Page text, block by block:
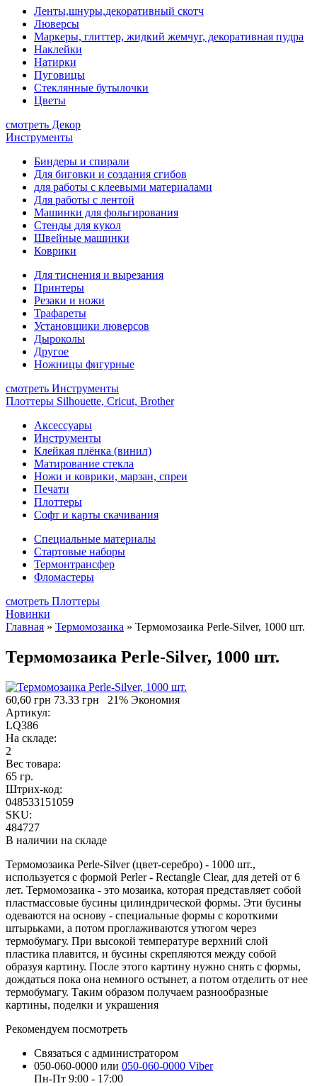
Ленты,шнуры,декоративный скотч
Люверсы
Маркеры, глиттер, жидкий жемчуг, декоративная пудра
Наклейки
Натирки
Пуговицы
Стеклянные бутылочки
Цветы
смотреть Декор
Инструменты
Биндеры и спирали
Для биговки и создания сгибов
для работы с клеевыми материалами
Для работы с лентой
Машинки для фольгирования
Стенды для кукол
Швейные машинки
Коврики
Для тиснения и вырезания
Принтеры
Резаки и ножи
Трафареты
Установщики люверсов
Дыроколы
Другое
Ножницы фигурные
смотреть Инструменты
Плоттеры Silhouette, Cricut, Brother
Аксессуары
Инструменты
Клейкая плёнка (винил)
Матирование стекла
Ножи и коврики, марзан, спреи
Печати
Плоттеры
Софт и карты скачивания
Специальные материалы
Стартовые наборы
Термонтрансфер
Фломастеры
смотреть Плоттеры
Новинки
Главная » Термомозаика » Термомозаика Perle-Silver, 1000 шт.
Термомозаика Perle-Silver, 1000 шт.
60,60 грн 73.33 грн
21% Экономия
Артикул:
LQ386
На складе:
2
Вес товара:
65 гр.
Штрих-код:
048533151059
SKU:
484727
В наличии на складе
Термомозаика Perle-Silver (цвет-серебро) - 1000 шт.,
используется с формой Perler - Rectangle Clear, для детей от 6
лет. Термомозаика - это мозаика, которая представляет собой
пластмассовые бусины цилиндрической формы. Эти бусины
одеваются на основу - специальные формы с короткими
штырьками, а потом проглаживаются утюгом через
термобумагу. При высокой температуре верхний слой
пластика плавится, и бусины скрепляются между собой
образуя картину. После этого картину нужно снять с формы,
дождаться пока она немного остынет, а потом отделить от нее
термобумагу. Таким образом получаем разнообразные
картины, поделки и украшения
Рекомендуем посмотреть
Связаться с администратором
050-060-0000 или 050-060-0000 Viber
Пн-Пт 9:00 - 17:00